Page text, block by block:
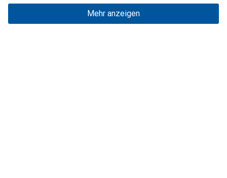
Mehr anzeigen